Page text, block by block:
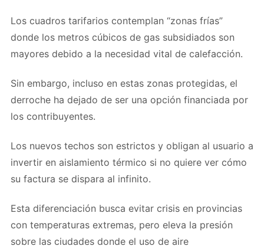
Los cuadros tarifarios contemplan “zonas frías”
donde los metros cúbicos de gas subsidiados son
mayores debido a la necesidad vital de calefacción.
Sin embargo, incluso en estas zonas protegidas, el
derroche ha dejado de ser una opción financiada por
los contribuyentes.
Los nuevos techos son estrictos y obligan al usuario a
invertir en aislamiento térmico si no quiere ver cómo
su factura se dispara al infinito.
Esta diferenciación busca evitar crisis en provincias
con temperaturas extremas, pero eleva la presión
sobre las ciudades donde el uso de aire